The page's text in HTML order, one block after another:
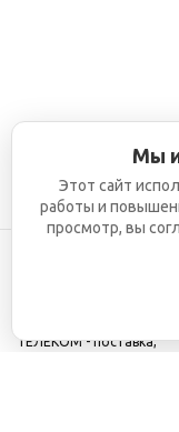
ТЕЛЕКОМ - поставка,
Мы
Этот сайт
работы и
просмотр, вы